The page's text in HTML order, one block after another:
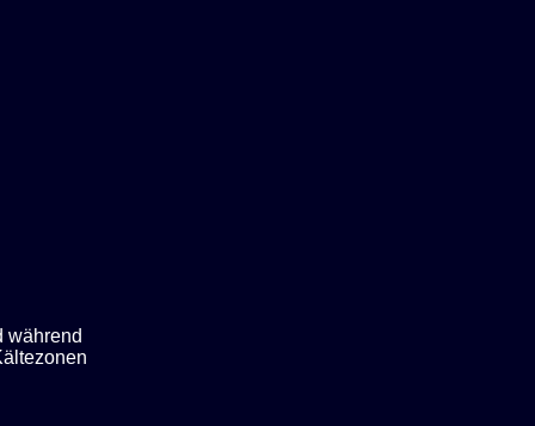
während